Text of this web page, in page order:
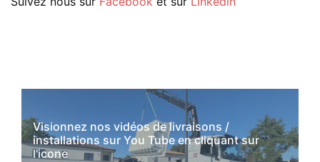
Visionnez nos vidéos de livraisons /
installations sur You Tube en cliquant sur
l'icone